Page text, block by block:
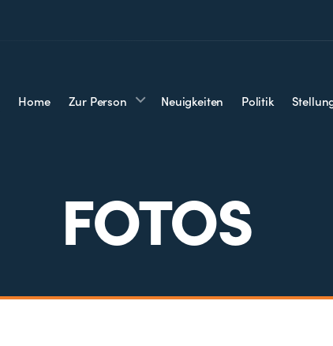
Home Zur Person Neuigkeiten Politik
FOTOS